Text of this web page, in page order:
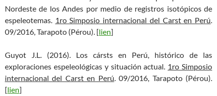
Nordeste de los Andes por medio de registros isotópicos de
espeleotemas. 1ro Simposio internacional del Carst en Perú.
09/2016, Tarapoto (Pérou). [lien]
Guyot J.L. (2016). Los cársts en Perú, histórico de las
exploraciones espeleológicas y situación actual. 1ro Simposio
internacional del Carst en Perú. 09/2016, Tarapoto (Pérou).
[lien]